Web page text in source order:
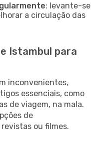
: levante-se
a circulação das
Istambul para
inconvenientes,
essenciais, como
de viagem, na mala.
de
ou filmes.